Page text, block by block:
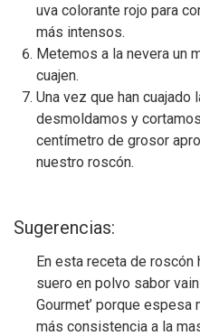
uva colorante rojo para
más intensos.
Metemos a la nevera un
cuajen.
Una vez que han cuajado
desmoldamos y
centímetro de grosor
nuestro roscón.
Sugerencias:
En esta receta de
suero en polvo sabor
Gourmet’ porque espesa
más consistencia a la